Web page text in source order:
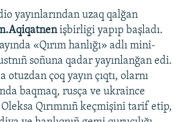
yayınlarından uzaq qalğan
işbirligi yapıp başladı.
«Qırım hanlığı» adlı mini-
soñuna qadar yayınlanğan edi.
otuzdan çoq yayın çıqtı, olarnı
baqmaq, rusça ve ukraince
Qırımnıñ keçmişini tarif etip,